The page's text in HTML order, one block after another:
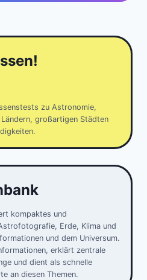
zu Astronomie,
großartigen Städten
kompaktes und
Erde, Klima und
und dem Universum.
erklärt zentrale
und dient als schnelle
an diesen Themen.